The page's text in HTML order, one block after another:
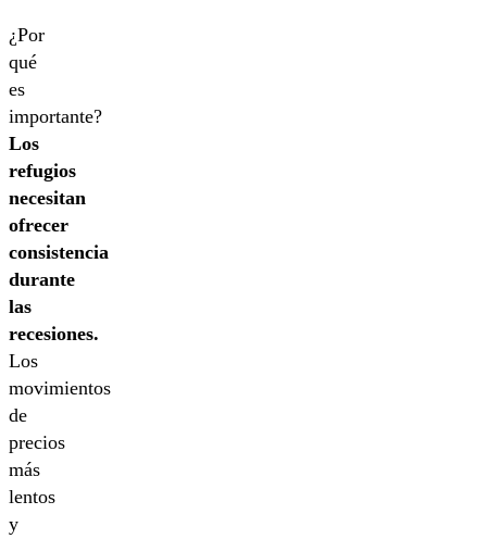
¿Por
qué
es
importante?
Los
refugios
necesitan
ofrecer
consistencia
durante
las
recesiones.
Los
movimientos
de
precios
más
lentos
y